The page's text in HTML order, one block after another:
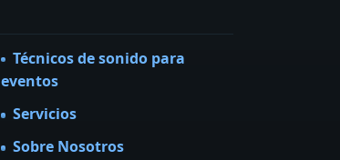
Técnicos de sonido para
eventos
Servicios
Sobre Nosotros